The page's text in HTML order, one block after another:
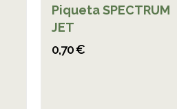
Piqueta SPECTRUM
JET
0,70 €